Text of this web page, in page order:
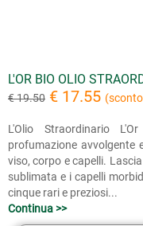
L'OR BIO OLIO
€ 19.50 € 17.55
L'Olio Straordinario
profumazione avvolgente
viso, corpo e capelli.
sublimata e i capelli
cinque rari e preziosi...
Continua >>